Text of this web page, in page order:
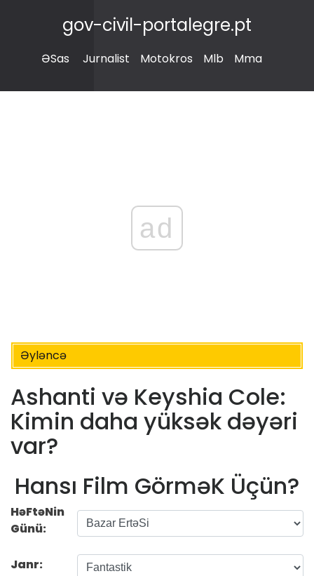
gov-civil-portalegre.pt
ƏSas Jurnalist Motokros Mlb Mma
ad
Əyləncə
Ashanti və Keyshia Cole:
Kimin daha yüksək dəyəri
var?
Hansı Film GörməK Üçün?
HəFtəNin
Günü:
Janr: